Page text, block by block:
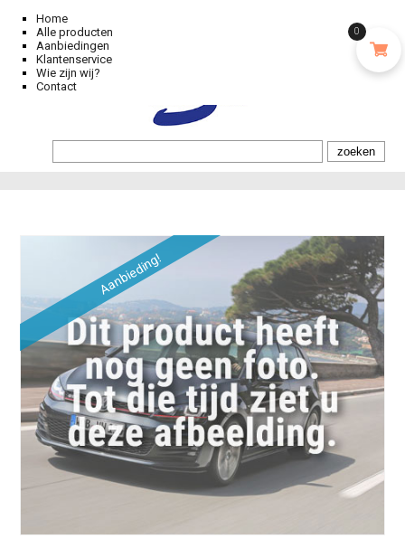
Home
Alle producten
Aanbiedingen
Klantenservice
Wie zijn wij?
Contact
Aanbieding!
0